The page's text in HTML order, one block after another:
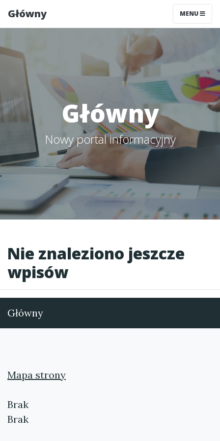
Główny MENU
Główny
Nowy portal informacyjny
Nie znaleziono jeszcze
wpisów
Główny
Mapa strony
Brak
Brak